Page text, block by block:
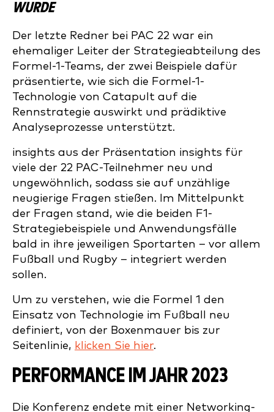
WURDE
Der letzte Redner bei PAC 22 war ein
ehemaliger Leiter der Strategieabteilung des
Formel-1-Teams, der zwei Beispiele dafür
präsentierte, wie sich die Formel-1-
Technologie von Catapult auf die
Rennstrategie auswirkt und prädiktive
Analyseprozesse unterstützt.
insights aus der Präsentation insights für
viele der 22 PAC-Teilnehmer neu und
ungewöhnlich, sodass sie auf unzählige
neugierige Fragen stießen. Im Mittelpunkt
der Fragen stand, wie die beiden F1-
Strategiebeispiele und Anwendungsfälle
bald in ihre jeweiligen Sportarten – vor allem
Fußball und Rugby – integriert werden
sollen.
Um zu verstehen, wie die Formel 1 den
Einsatz von Technologie im Fußball neu
definiert, von der Boxenmauer bis zur
Seitenlinie, klicken Sie hier.
PERFORMANCE IM JAHR 2023
Die Konferenz endete mit einer Networking-